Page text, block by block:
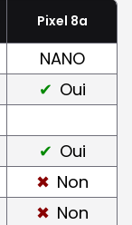
Pixel 8a
NANO
Oui
Oui
Non
Non